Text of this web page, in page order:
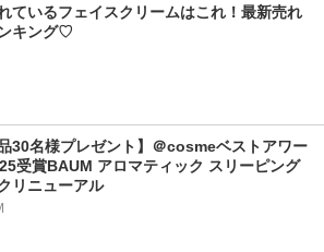
ているフェイスクリームはこれ！最新売れ
キング♡
品30名様プレゼント】＠cosmeベストアワー
受賞BAUM アロマティック スリーピング
リニューアル